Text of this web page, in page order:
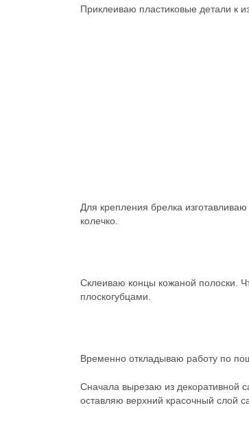
Приклеиваю пластиковые детали к
Для крепления брелка
колечко.
Склеиваю концы кожаной полоски.
плоскогубцами.
Временно откладываю работу по
Сначала вырезаю из декоративной
оставляю верхний красочный слой